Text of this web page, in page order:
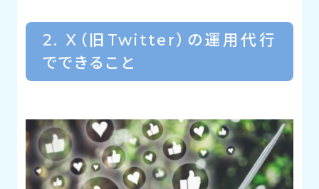
2. X（旧Twitter）の運用代行
でできること